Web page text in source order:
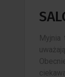
Myjnia